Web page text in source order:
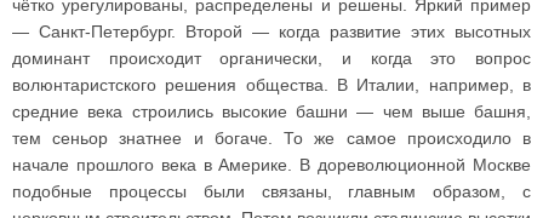
чётко урегулированы, распределены и решены. Яркий пример
— Санкт-Петербург. Второй — когда развитие этих высотных
доминант происходит органически, и когда это вопрос
волюнтаристского решения общества. В Италии, например, в
средние века строились высокие башни — чем выше башня,
тем сеньор знатнее и богаче. То же самое происходило в
начале прошлого века в Америке. В дореволюционной Москве
подобные процессы были связаны, главным образом, с